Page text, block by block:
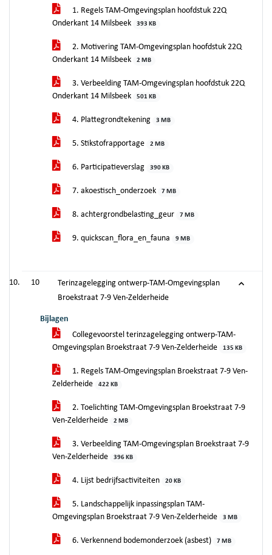
1. Regels TAM-Omgevingsplan hoofdstuk 22Q
Onderkant 14 Milsbeek
393 KB
2. Motivering TAM-Omgevingsplan hoofdstuk 22Q
Onderkant 14 Milsbeek
2 MB
3. Verbeelding TAM-Omgevingsplan hoofdstuk 22Q
Onderkant 14 Milsbeek
501 KB
4. Plattegrondtekening 3 MB
5. Stikstofrapportage 2 MB
6. Participatieverslag 390 KB
7. akoestisch_onderzoek 7 MB
8. achtergrondbelasting_geur 7 MB
9. quickscan_flora_en_fauna 9 MB
10
Terinzagelegging ontwerp-TAM-Omgevingsplan
Broekstraat 7-9 Ven-Zelderheide
Bijlagen
Collegevoorstel terinzagelegging ontwerp-TAM-
Omgevingsplan Broekstraat 7-9 Ven-Zelderheide
135 KB
1. Regels TAM-Omgevingsplan Broekstraat 7-9 Ven-
Zelderheide
422 KB
2. Toelichting TAM-Omgevingsplan Broekstraat 7-9
Ven-Zelderheide
2 MB
3. Verbeelding TAM-Omgevingsplan Broekstraat 7-9
Ven-Zelderheide
396 KB
4. Lijst bedrijfsactiviteiten 20 KB
5. Landschappelijk inpassingsplan TAM-
Omgevingsplan Broekstraat 7-9 Ven-Zelderheide
3 MB
6. Verkennend bodemonderzoek (asbest) 7 MB